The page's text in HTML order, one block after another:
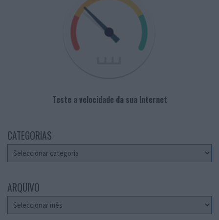
Teste a velocidade da sua Internet
CATEGORIAS
Categorias
ARQUIVO
Arquivo